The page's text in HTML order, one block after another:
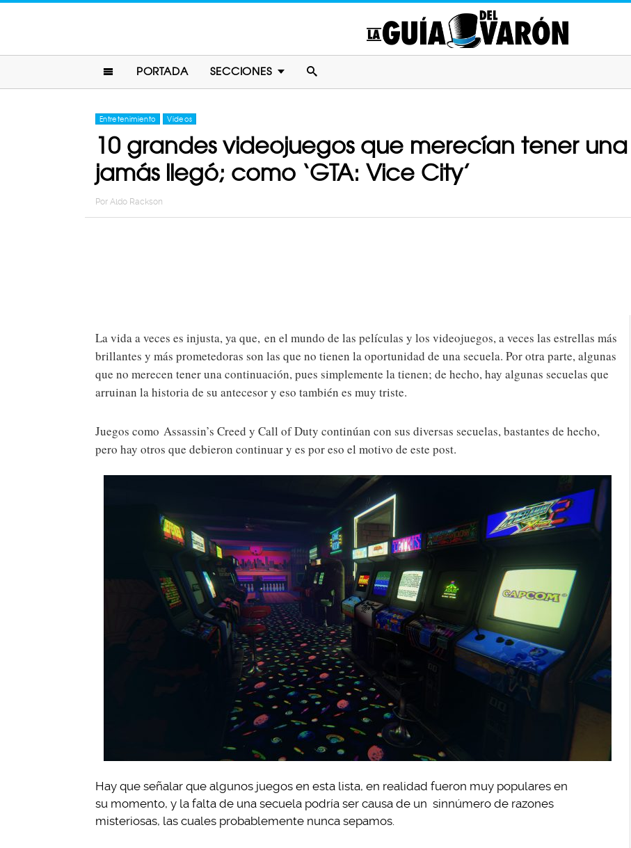
PORTADA SECCIONES
Entretenimiento Videos
10 grandes videojuegos que merecían tener
jamás llegó; como ‘GTA: Vice City’
Por Aldo Rackson
La vida a veces es injusta, ya que, en el mundo de las películas y los videojuegos, a veces las estrellas más
brillantes y más prometedoras son las que no tienen la oportunidad de una secuela. Por otra parte, algunas
que no merecen tener una continuación, pues simplemente la tienen; de hecho, hay algunas secuelas que
arruinan la historia de su antecesor y eso también es muy triste.
Juegos como Assassin’s Creed y Call of Duty continúan con sus diversas secuelas, bastantes de hecho,
pero hay otros que debieron continuar y es por eso el motivo de este post.
Hay que señalar que algunos juegos en esta lista, en realidad fueron muy populares en
su momento, y la falta de una secuela podría ser causa de un sinnúmero de razones
misteriosas, las cuales probablemente nunca sepamos.